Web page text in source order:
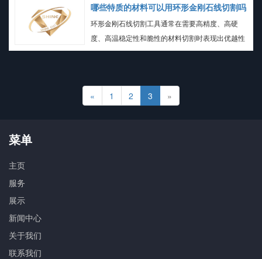
哪些特质的材料可以用环形金刚石线切割吗
环形金刚石线切割工具通常在需要高精度、高硬
度、高温稳定性和脆性的材料切割时表现出优越性
能。因此，具有类似特性的材料也有望适用于这种
« 1 2 3 »
菜单
主页
服务
展示
新闻中心
关于我们
联系我们